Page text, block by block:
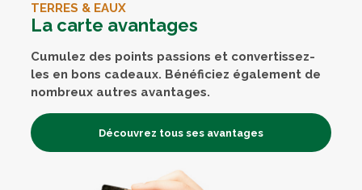
TERRES & EAUX
La carte avantages
Cumulez des points passions et convertissez-
les en bons cadeaux. Bénéficiez également de
nombreux autres avantages.
Découvrez tous ses avantages